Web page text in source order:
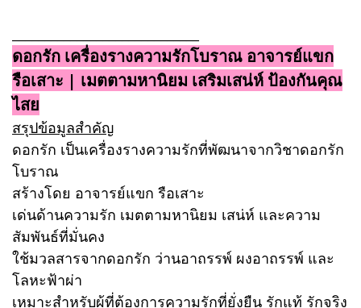
ดอกรัก เครื่องรางความรักโบราณ อาจารย์แขก
รือเสาะ | เมตตามหานิยม เสริมเสน่ห์ ป้องกันคุณ
ไสย
สรุปข้อมูลสำคัญ
ดอกรัก เป็นเครื่องรางความรักที่พัฒนาจากวิชาดอกรัก
โบราณ
สร้างโดย อาจารย์แขก รือเสาะ
เด่นด้านความรัก เมตตามหานิยม เสน่ห์ และความ
สัมพันธ์ที่มั่นคง
ใช้มวลสารจากดอกรัก ว่านอาถรรพ์ ผงอาถรรพ์ และ
โลหะฟ้าผ่า
เหมาะสำหรับผู้ที่ต้องการความรักที่ยั่งยืน รักแท้ รักจริง